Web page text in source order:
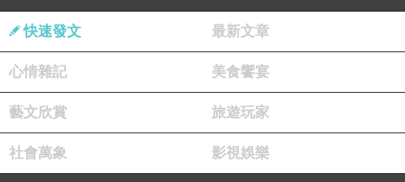
快速發文 最新文章
心情雜記 美食饗宴
藝文欣賞 旅遊玩家
社會萬象 影視娛樂